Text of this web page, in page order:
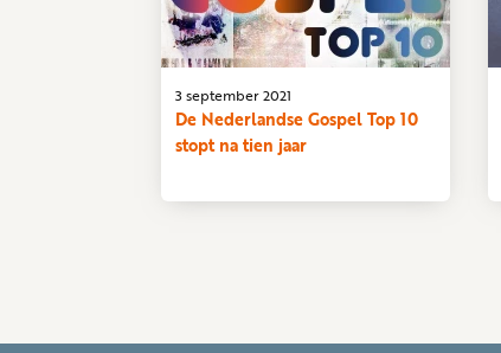
De Nederlandse Gospel Top 10
stopt na tien jaar
3 september 2021